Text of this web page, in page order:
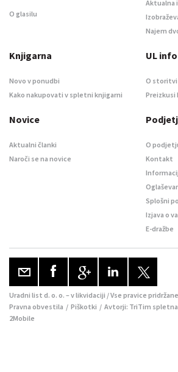
O glasilu
Aktualna
Najem
Knjigarna
Novo v ponudbi
Kako nakupovati v spletni knjigarni
UL
O storitvi
Preizkusi
Novice
Aktualni članki
Naroči se na novice
O
Kontakt
Splošni
Izjava o
E-dražbe
Uradni list d. o. o. – v likvidaciji / Vse pravice
Pravna obvestila / Piškotki / Avtorji: TriTim
2Mobile